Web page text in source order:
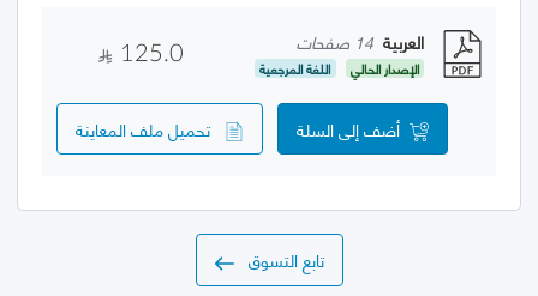
العربية 14 صفحات
الإصدار الحالي اللغة المرجعية
125.0
أضف إلى السلة تحميل ملف المعاينة
تابع التسوق